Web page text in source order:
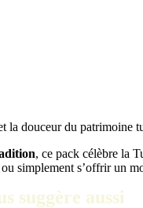
la douceur du patrimoine
, ce pack célèbre la
simplement s’offrir un
suggère aussi